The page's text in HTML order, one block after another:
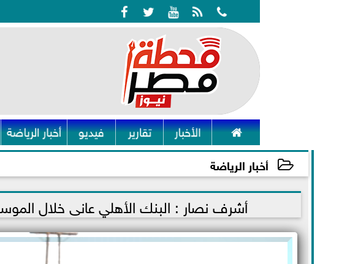
    
 الأخبار تقارير فيديو أخبار الرياضة
أخبار الرياضة
2021-11-27 10:10:12 أشرف نصار : البنك الأهلي عانى خلال